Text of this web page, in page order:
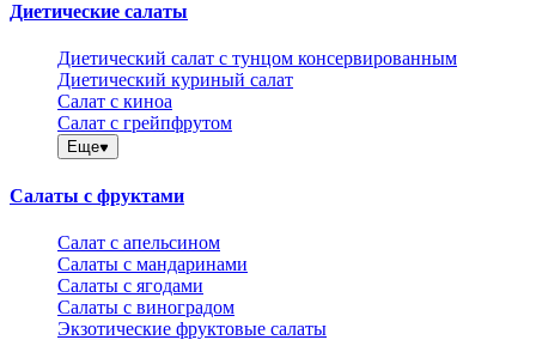
Диетические салаты
Диетический салат с тунцом консервированным
Диетический куриный салат
Салат с киноа
Салат с грейпфрутом
Еще
Салаты с фруктами
Салат с апельсином
Салаты с мандаринами
Салаты с ягодами
Салаты с виноградом
Экзотические фруктовые салаты